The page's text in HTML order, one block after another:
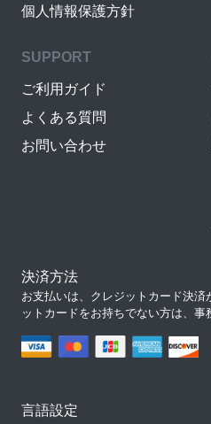
個人情報保護方針
SUPPORT
ご利用ガイド
よくある質問
お問い合わせ
決済方法
お支払いは、クレジットカード決
ットカードをお持ちでない方は、事
言語設定